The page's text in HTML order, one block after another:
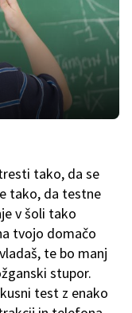
tako, da se
tako, da testne
v šoli tako
tvojo domačo
te bo manj
stupor.
test z enako